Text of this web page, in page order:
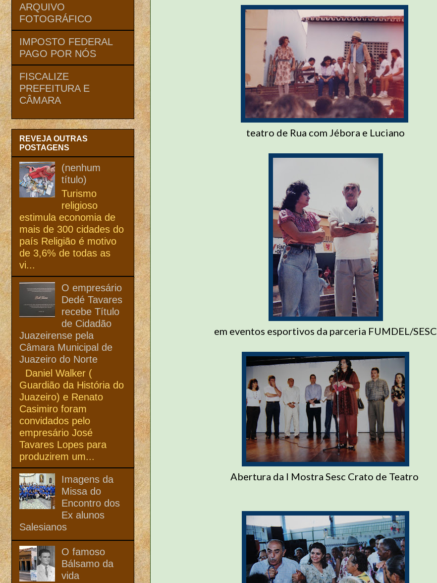
teatro de Rua com Jébora e Luciano
em eventos esportivos da parceria FUMDEL/SESC
Abertura da I Mostra Sesc Crato de Teatro
ARQUIVO
FOTOGRÁFICO
IMPOSTO FEDERAL
PAGO POR NÓS
FISCALIZE
PREFEITURA E
CÂMARA
REVEJA OUTRAS
POSTAGENS
(nenhum
título)
Turismo
religioso
estimula economia de
mais de 300 cidades do
país Religião é motivo
de 3,6% de todas as
vi...
O empresário
Dedé Tavares
recebe Título
de Cidadão
Juazeirense pela
Câmara Municipal de
Juazeiro do Norte
Daniel Walker (
Guardião da História do
Juazeiro) e Renato
Casimiro foram
convidados pelo
empresário José
Tavares Lopes para
produzirem um...
Imagens da
Missa do
Encontro dos
Ex alunos
Salesianos
O famoso
Bálsamo da
vida